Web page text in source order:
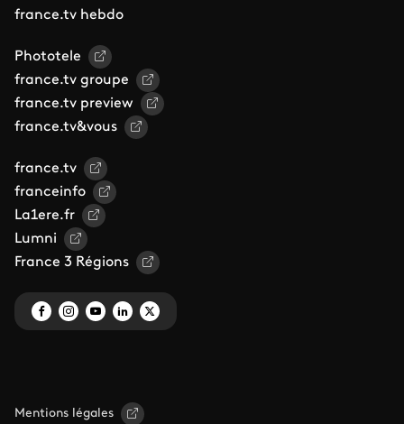
france.tv hebdo
Phototele
france.tv groupe
france.tv preview
france.tv&vous
france.tv
franceinfo
La1ere.fr
Lumni
France 3 Régions
Mentions légales